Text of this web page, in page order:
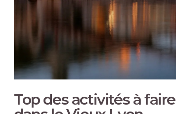
Top des activités à faire